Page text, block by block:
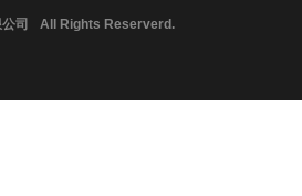
司 All Rights Reserverd.